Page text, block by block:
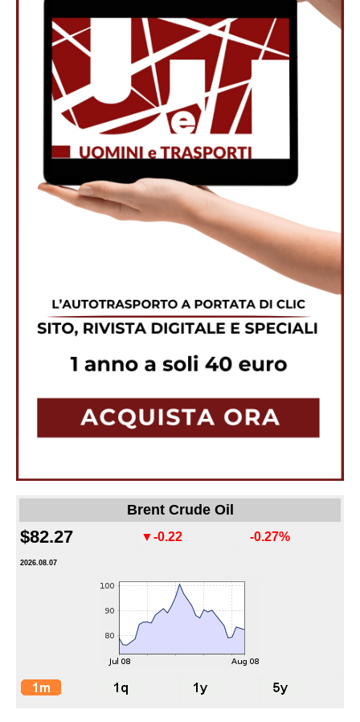
Brent Crude Oil
$82.27 ▼-0.22 -0.27%
2026.08.07